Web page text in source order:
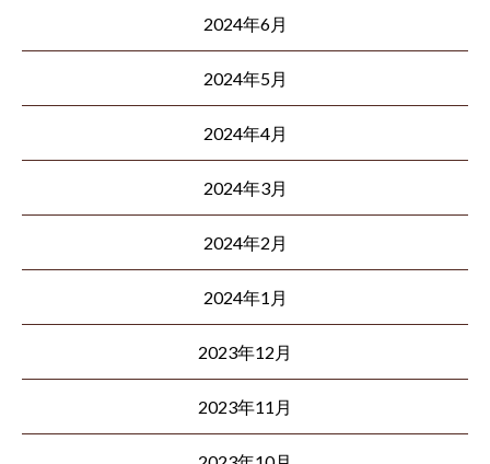
2024年6月
2024年5月
2024年4月
2024年3月
2024年2月
2024年1月
2023年12月
2023年11月